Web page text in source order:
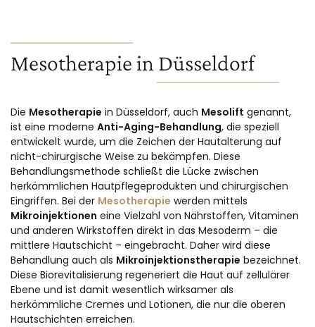
Mesotherapie in Düsseldorf
Die Mesotherapie in Düsseldorf, auch Mesolift genannt,
ist eine moderne Anti-Aging-Behandlung, die speziell
entwickelt wurde, um die Zeichen der Hautalterung auf
nicht-chirurgische Weise zu bekämpfen. Diese
Behandlungsmethode schließt die Lücke zwischen
herkömmlichen Hautpflegeprodukten und chirurgischen
Eingriffen. Bei der Mesotherapie werden mittels
Mikroinjektionen eine Vielzahl von Nährstoffen, Vitaminen
und anderen Wirkstoffen direkt in das Mesoderm – die
mittlere Hautschicht – eingebracht. Daher wird diese
Behandlung auch als Mikroinjektionstherapie bezeichnet.
Diese Biorevitalisierung regeneriert die Haut auf zellulärer
Ebene und ist damit wesentlich wirksamer als
herkömmliche Cremes und Lotionen, die nur die oberen
Hautschichten erreichen.